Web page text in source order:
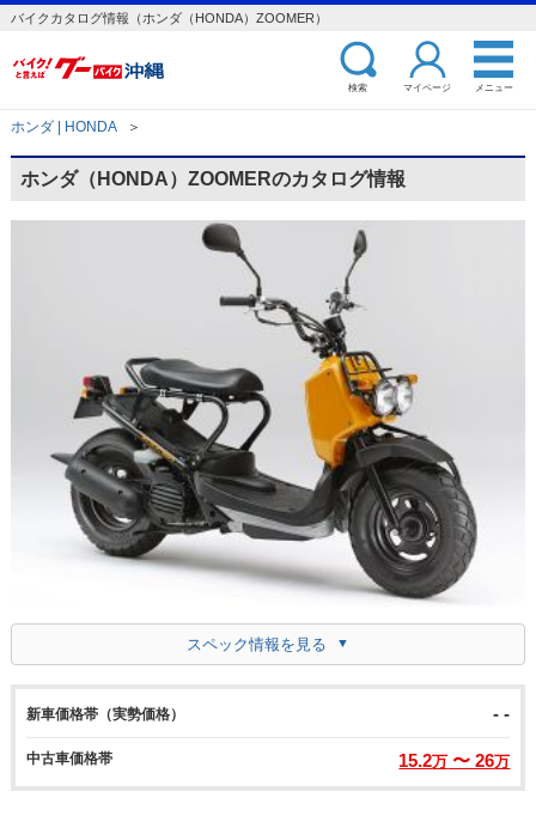
バイクカタログ情報（ホンダ（HONDA）ZOOMER）
検索 マイページ メニュー
ホンダ | HONDA ＞
ホンダ（HONDA）ZOOMERのカタログ情報
スペック情報を見る
新車価格帯（実勢価格） - -
中古車価格帯 15.2万 〜 26万